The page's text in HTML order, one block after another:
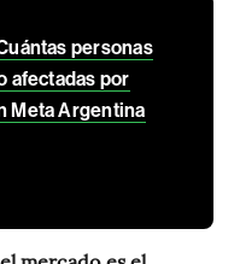
personas
afectadas por
Meta Argentina